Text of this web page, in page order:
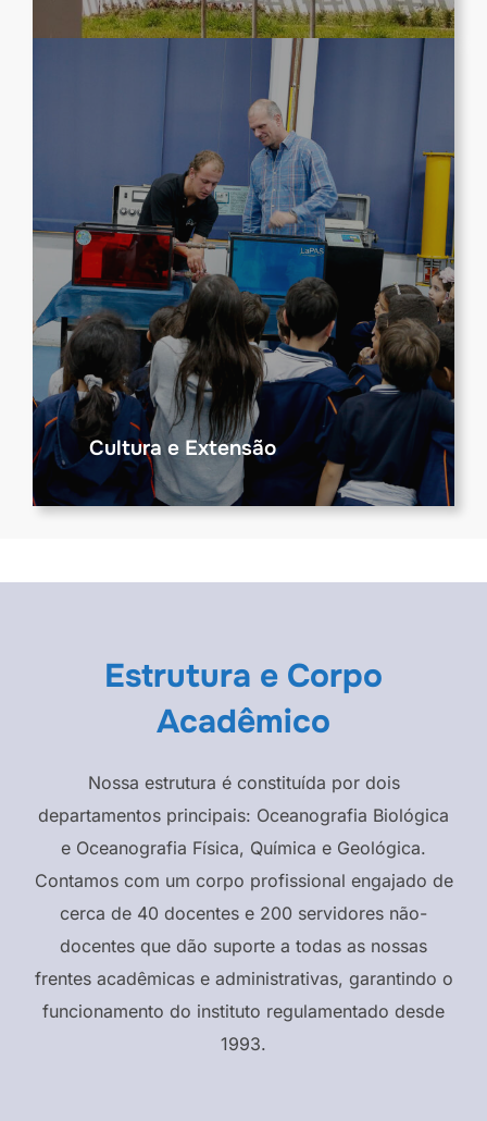
Cultura e Extensão
Estrutura e Corpo
Acadêmico
Nossa estrutura é constituída por dois
departamentos principais: Oceanografia Biológica
e Oceanografia Física, Química e Geológica.
Contamos com um corpo profissional engajado de
cerca de 40 docentes e 200 servidores não-
docentes que dão suporte a todas as nossas
frentes acadêmicas e administrativas, garantindo o
funcionamento do instituto regulamentado desde
1993.